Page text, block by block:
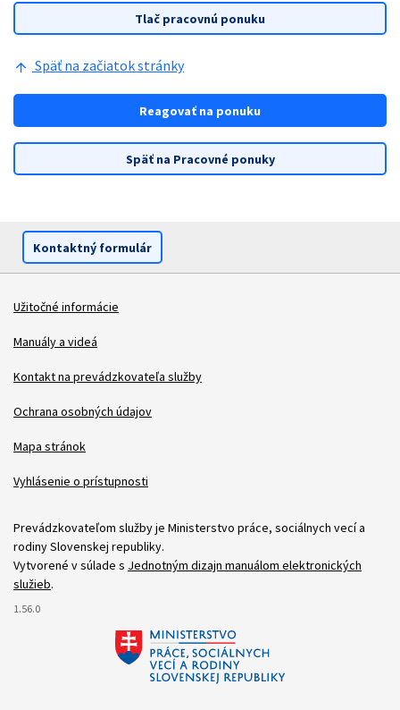
Tlač pracovnú ponuku
arrow_upward Späť na začiatok stránky
Reagovať na ponuku
Späť na Pracovné ponuky
Kontaktný formulár
Patička
Užitočné informácie
Manuály a videá
Kontakt na prevádzkovateľa služby
Ochrana osobných údajov
Mapa stránok
Vyhlásenie o prístupnosti
Prevádzkovateľom služby je Ministerstvo práce, sociálnych vecí a
rodiny Slovenskej republiky.
Vytvorené v súlade s Jednotným dizajn manuálom elektronických
služieb.
1.56.0